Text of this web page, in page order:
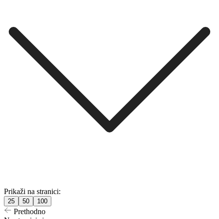
Prikaži na stranici:
25 50 100
Prethodno